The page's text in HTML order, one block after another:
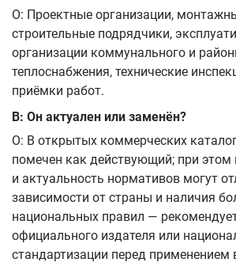
О: Проектные организации,
строительные подрядчики,
организации коммунального и
теплоснабжения, технические
приёмки работ.
В: Он актуален или заменён?
О: В открытых коммерческих
помечен как действующий; при этом
и актуальность нормативов могут
зависимости от страны и наличия
национальных правил —
официального издателя или
стандартизации перед применением